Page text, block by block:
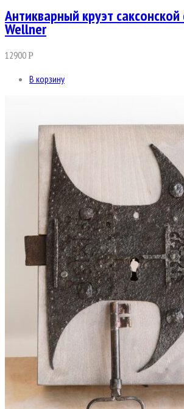
Антикварный круэт
Wellner
12900Р
В корзину